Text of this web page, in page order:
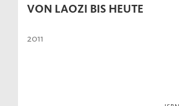
VON LAOZI BIS HEUTE
2011